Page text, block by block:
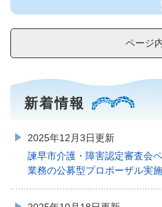
ページ
新着情報
2025年12月3日更新
諫早市介護・障害認定審査会
業務の公募型プロポーザル実施